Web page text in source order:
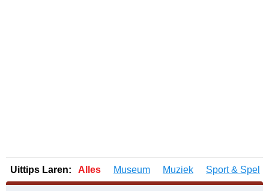
Uittips Laren: Alles Museum Muziek Sport & Spel